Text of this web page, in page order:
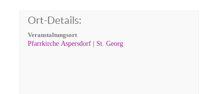
Ort-Details:
Veranstaltungsort
Pfarrkirche Aspersdorf | St. Georg